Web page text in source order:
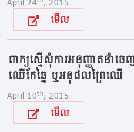
April 24 , 2015
មើល
ពាក្យស្នើសុំការអនុញ្ញាតន
ឈើកែឆ្នៃ ឬអនុផលព្រៃឈើ
April 10th, 2015
មើល